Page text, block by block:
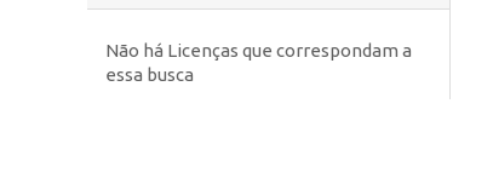
Não há Licenças que correspondam a
essa busca